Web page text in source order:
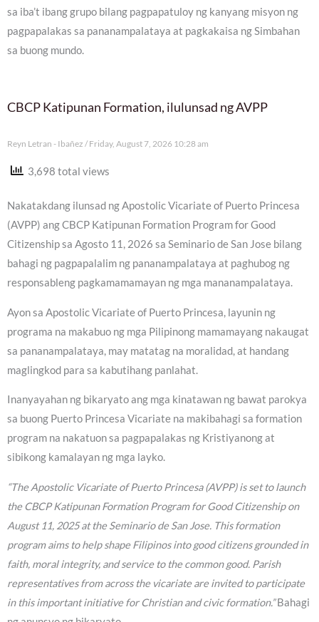
sa iba’t ibang grupo bilang pagpapatuloy ng kanyang misyon ng
pagpapalakas sa pananampalataya at pagkakaisa ng Simbahan
sa buong mundo.
CBCP Katipunan Formation, ilulunsad ng AVPP
Reyn Letran - Ibañez Friday, August 7, 2026 10:28 am
3,698 total views
Nakatakdang ilunsad ng Apostolic Vicariate of Puerto Princesa
(AVPP) ang CBCP Katipunan Formation Program for Good
Citizenship sa Agosto 11, 2026 sa Seminario de San Jose bilang
bahagi ng pagpapalalim ng pananampalataya at paghubog ng
responsableng pagkamamamayan ng mga mananampalataya.
Ayon sa Apostolic Vicariate of Puerto Princesa, layunin ng
programa na makabuo ng mga Pilipinong mamamayang nakaugat
sa pananampalataya, may matatag na moralidad, at handang
maglingkod para sa kabutihang panlahat.
Inanyayahan ng bikaryato ang mga kinatawan ng bawat parokya
sa buong Puerto Princesa Vicariate na makibahagi sa formation
program na nakatuon sa pagpapalakas ng Kristiyanong at
sibikong kamalayan ng mga layko.
“The Apostolic Vicariate of Puerto Princesa (AVPP) is set to launch
the CBCP Katipunan Formation Program for Good Citizenship on
August 11, 2025 at the Seminario de San Jose. This formation
program aims to help shape Filipinos into good citizens grounded in
faith, moral integrity, and service to the common good. Parish
representatives from across the vicariate are invited to participate
in this important initiative for Christian and civic formation.”Bahagi